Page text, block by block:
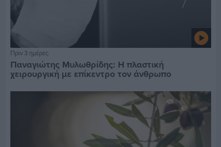
Πριν 3 ημέρες
Παναγιώτης Μυλωθρίδης: Η πλαστική
χειρουργική με επίκεντρο τον άνθρωπο